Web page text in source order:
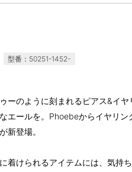
型番：50251-1452-
ーのように刻まれるピアス&イヤ
エールを。Phoebeからイヤリン
新登場。
着けられるアイテムには、気持